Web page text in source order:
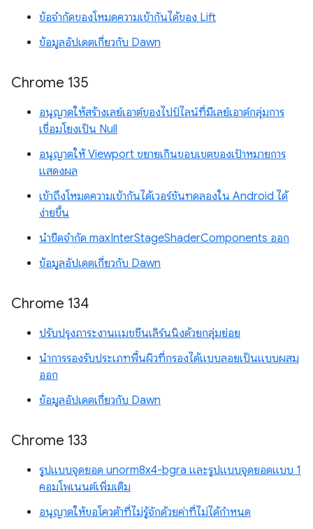
ข้อจำกัดของโหมดความเข้ากันได้ของ Lift
ข้อมูลอัปเดตเกี่ยวกับ Dawn
Chrome 135
อนุญาตให้สร้างเลย์เอาต์ของไปป์ไลน์ที่มีเลย์เอาต์กลุ่มการ
เชื่อมโยงเป็น Null
อนุญาตให้ Viewport ขยายเกินขอบเขตของเป้าหมายการ
แสดงผล
เข้าถึงโหมดความเข้ากันได้เวอร์ชันทดลองใน Android ได้
ง่ายขึ้น
นำขีดจำกัด maxInterStageShaderComponents ออก
ข้อมูลอัปเดตเกี่ยวกับ Dawn
Chrome 134
ปรับปรุงภาระงานแมชชีนเลิร์นนิงด้วยกลุ่มย่อย
นำการรองรับประเภทพื้นผิวที่กรองได้แบบลอยเป็นแบบผสม
ออก
ข้อมูลอัปเดตเกี่ยวกับ Dawn
Chrome 133
รูปแบบจุดยอด unorm8x4-bgra และรูปแบบจุดยอดแบบ 1
คอมโพเนนต์เพิ่มเติม
อนุญาตให้ขอโควต้าที่ไม่รู้จักด้วยค่าที่ไม่ได้กำหนด